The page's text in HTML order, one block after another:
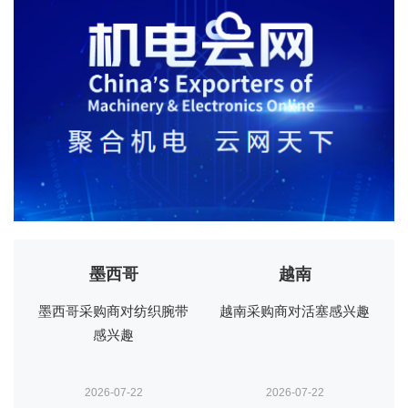
越南
越南采购商对活塞感兴趣
2026-07-22
多米尼加共和国
多米尼加共和国采购商对
2026-07-16